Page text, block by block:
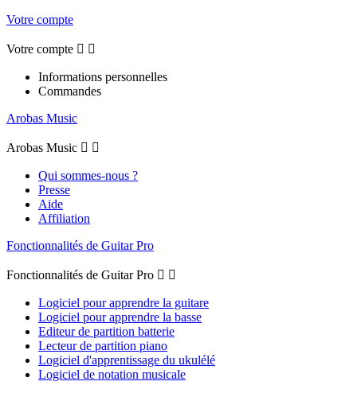
Votre compte
Votre compte  
Informations personnelles
Commandes
Arobas Music
Arobas Music  
Qui sommes-nous ?
Presse
Aide
Affiliation
Fonctionnalités de Guitar Pro
Fonctionnalités de Guitar Pro  
Logiciel pour apprendre la guitare
Logiciel pour apprendre la basse
Editeur de partition batterie
Lecteur de partition piano
Logiciel d'apprentissage du ukulélé
Logiciel de notation musicale